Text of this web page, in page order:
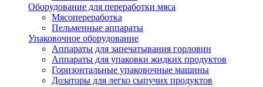
Оборудование для переработки мяса
Мясопереработка
Пельменные аппараты
Упаковочное оборудование
Аппараты для запечатывания горловин
Аппараты для упаковки жидких продуктов
Горизонтальные упаковочные машины
Дозаторы для легко сыпучих продуктов